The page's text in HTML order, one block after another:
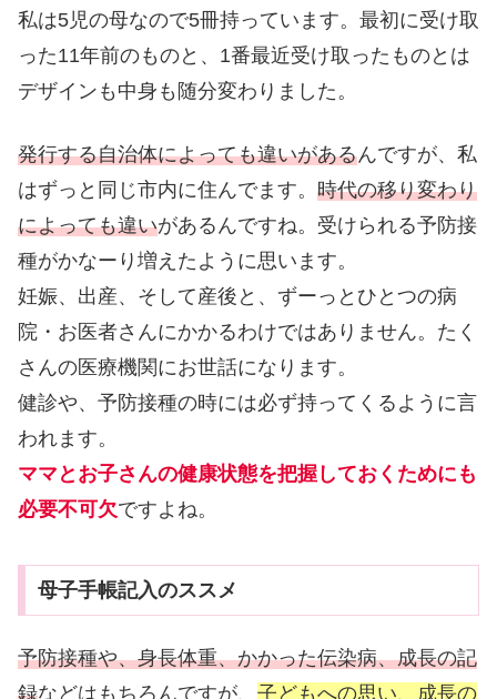
私は5児の母なので5冊持っています。最初に受け取
った11年前のものと、1番最近受け取ったものとは
デザインも中身も随分変わりました。
発行する自治体によっても違いがあるんですが、私
はずっと同じ市内に住んでます。 時代の移り変わり
によっても違いがあるんですね。受けられる予防接
種がかなーり増えたように思います。
妊娠、出産、そして産後と、ずーっとひとつの病
院・お医者さんにかかるわけではありません。たく
さんの医療機関にお世話になります。
健診や、予防接種の時には必ず持ってくるように言
われます。
ママとお子さんの健康状態を把握しておくためにも
必要不可欠ですよね。
母子手帳記入のススメ
予防接種や、身長体重、かかった伝染病、成長の記
録などはもちろんですが、 子どもへの思い、成長の